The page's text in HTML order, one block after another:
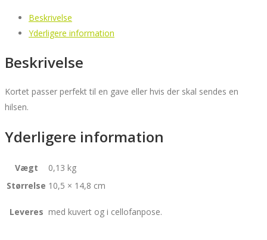
Beskrivelse
Yderligere information
Beskrivelse
Kortet passer perfekt til en gave eller hvis der skal sendes en
hilsen.
Yderligere information
Vægt
0,13 kg
Størrelse 10,5 × 14,8 cm
Leveres med kuvert og i cellofanpose.